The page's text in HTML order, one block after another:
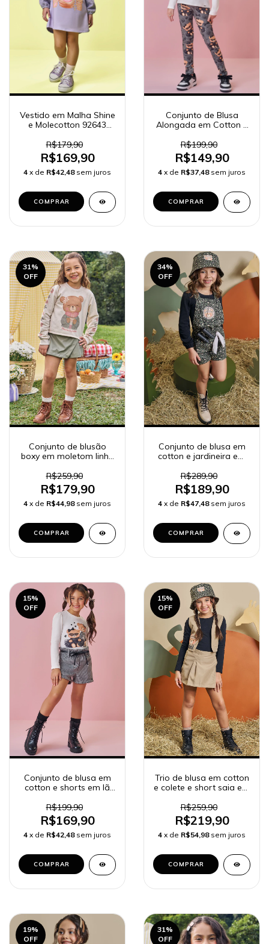
Vestido em Malha Shine
e Molecotton 92643
R$179,90
R$169,90
4 x de R$42,48 sem juros
COMPRAR
Conjunto de Blusa
Alongada em Cotton e
Tech 90890 Kukiê
Infantil Menina
R$199,90
R$149,90
4 x de R$37,48 sem juros
COMPRAR
31%
OFF
Conjunto de blusão
boxy em moletom linho
saia em couro eco
92451
R$259,90
R$179,90
4 x de R$44,98 sem juros
COMPRAR
34%
OFF
Conjunto de blusa em
cotton e jardineira em
Safari 90675
R$289,90
R$189,90
4 x de R$47,48 sem juros
COMPRAR
15%
OFF
Conjunto de blusa em
cotton e shorts em lã
R$199,90
R$169,90
4 x de R$42,48 sem juros
COMPRAR
15%
OFF
Trio de blusa em cotton
e colete e short saia em
Safari 90662
R$259,90
R$219,90
4 x de R$54,98 sem juros
COMPRAR
19%
OFF
31%
OFF